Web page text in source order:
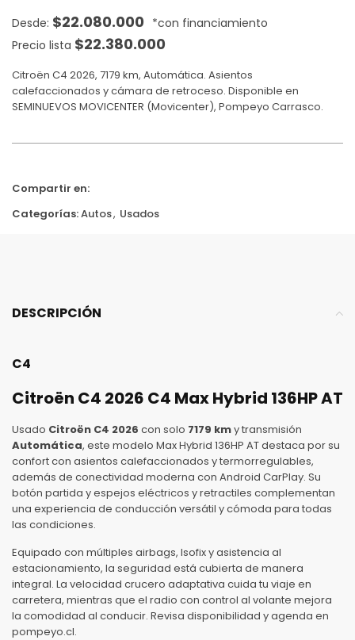
$22.080.000
Precio lista $22.380.000
Citroën C4 2026, 7179 km, Automática. Asientos
calefaccionados y cámara de retroceso. Disponible en
SEMINUEVOS MOVICENTER (Movicenter), Pompeyo Carrasco.
Compartir en:
Categorías:Autos, Usados
DESCRIPCIÓN
C4
Citroën C4 2026 C4 Max Hybrid 136HP AT
Usado Citroën C4 2026 con solo 7179 kmy transmisión
Automática, este modelo Max Hybrid 136HP AT destaca por su
confort con asientos calefaccionados y termorregulables,
además de conectividad moderna con Android CarPlay. Su
botón partida y espejos eléctricos y retractiles complementan
una experiencia de conducción versátil y cómoda para todas
las condiciones.
Equipado con múltiples airbags, Isofix y asistencia al
estacionamiento, la seguridad está cubierta de manera
integral. La velocidad crucero adaptativa cuida tu viaje en
carretera, mientras que el radio con control al volante mejora
la comodidad al conducir. Revisa disponibilidad y agenda en
pompeyo.cl.